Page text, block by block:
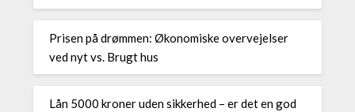
Prisen på drømmen: Økonomiske overvejelser
ved nyt vs. Brugt hus
Lån 5000 kroner uden sikkerhed – er det en god